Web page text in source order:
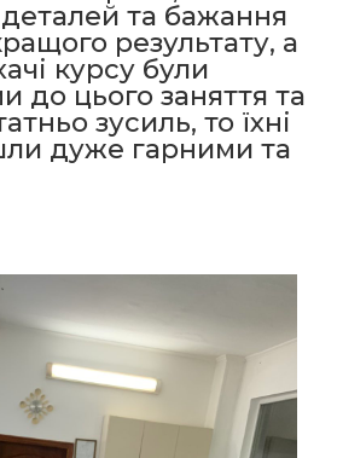
та бажання
результату, а
курсу були
до цього заняття та
зусиль, то їхні
дуже гарними та